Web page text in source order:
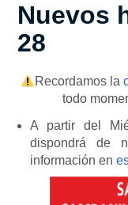
Nuevos
28
Recordamos la
todo
A partir del
dispondrá de
información en